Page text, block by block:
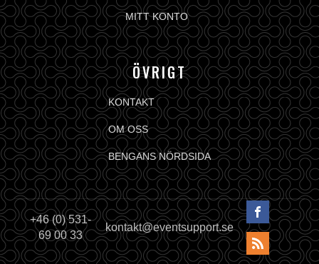
MITT KONTO
ÖVRIGT
KONTAKT
OM OSS
BENGANS NÖRDSIDA
+46 (0) 531-
69 00 33
kontakt@eventsupport.se